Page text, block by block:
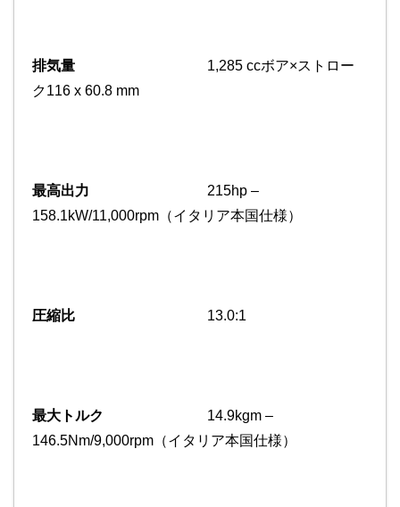
排気量
1,285 ccボア×ストロー
ク116 x 60.8 mm
最高出力
215hp –
158.1kW/11,000rpm（イタリア本国仕様）
圧縮比 13.0:1
最大トルク
14.9kgm –
146.5Nm/9,000rpm（イタリア本国仕様）